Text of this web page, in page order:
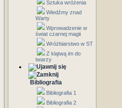
Sztuka wróżenia
Wiedźmy znad
Warty
Wprowadzenie w
świat czarnej magii
Wróżbiarstwo w ST
Z klątwą im do
twarzy
Bibliografia
Bibliografia 1
Bibliografia 2